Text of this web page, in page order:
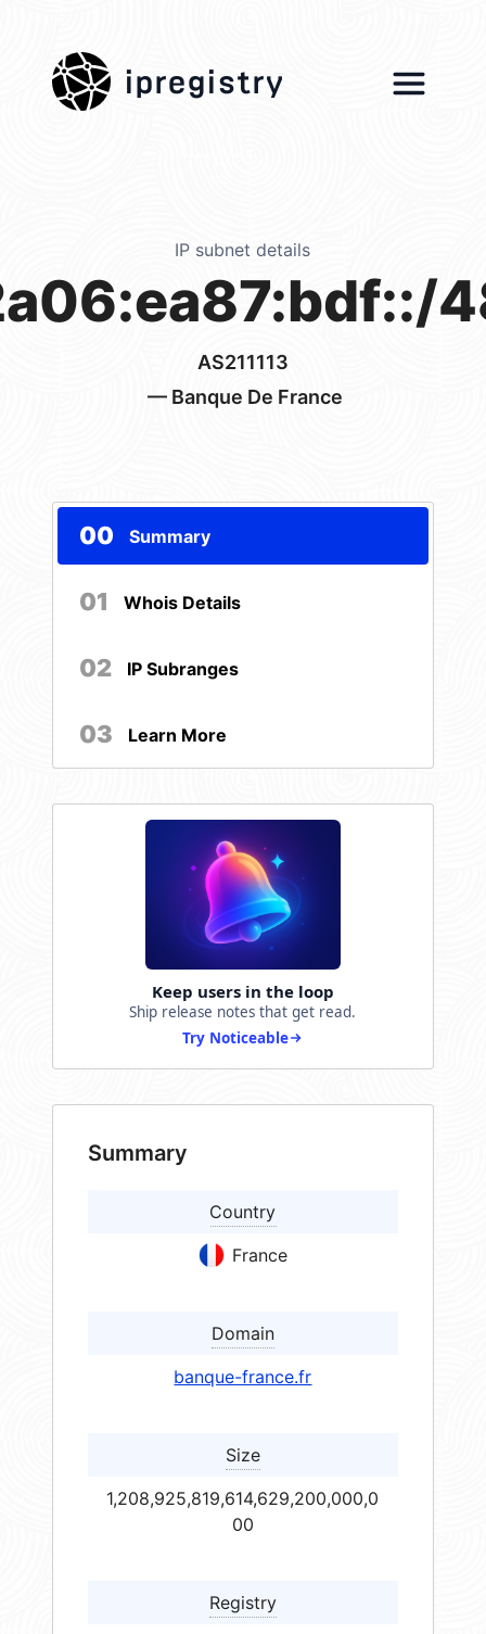
ipregistry
IP subnet details
AS211113
— Banque De France
00 Summary
01 Whois Details
02 IP Subranges
03 Learn More
Keep users in the loop
Ship release notes that get read.
Try Noticeable
Summary
Country
France
Domain
banque-france.fr
Size
1,208,925,819,614,629,200,000,0
00
Registry